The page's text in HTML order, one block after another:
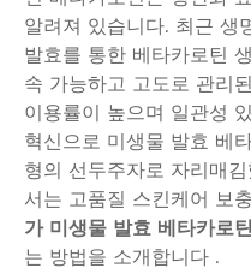
알려져 있습니다. 최근 생
발효를 통한 베타카로틴
속 가능하고 고도로 관리
이용률이 높으며 일관성
혁신으로 미생물 발효 베
형의 선두주자로 자리매
서는 고품질 스킨케어 보
가미생물 발효 베타카로
는 방법을 소개합니다 .